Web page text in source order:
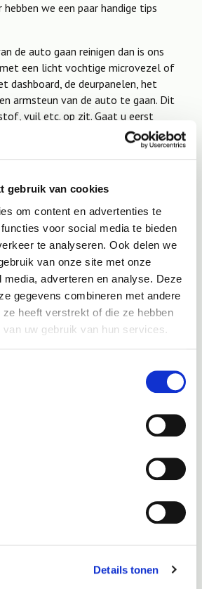
gebruik van cookies
om content en advertenties te
voor social media te bieden
te analyseren. Ook delen we
van onze site met onze
adverteren en analyse. Deze
gegevens combineren met andere
ze heeft verstrekt of die ze hebben
uw gebruik van hun services.
Details tonen
hebben we een paar handige tips
de auto gaan reinigen dan is ons
een licht vochtige microvezel of
dashboard, de deurpanelen, het
armsteun van de auto te gaan. Dit
vuil etc. op zit. Gaat u eerst
dan heeft u kans dat u na het
moet stofzuigen.
u de auto gaan stofzuigen
stofzuigen een harde borstel om de
te borstelen, houd tijdens het
mond dicht bij de harde borstel. Zo
en het vuil los en wordt dit direct
pak dan een licht vochtige
on hetdashboard schoon te
een klein scheutje reinigingsmiddel.